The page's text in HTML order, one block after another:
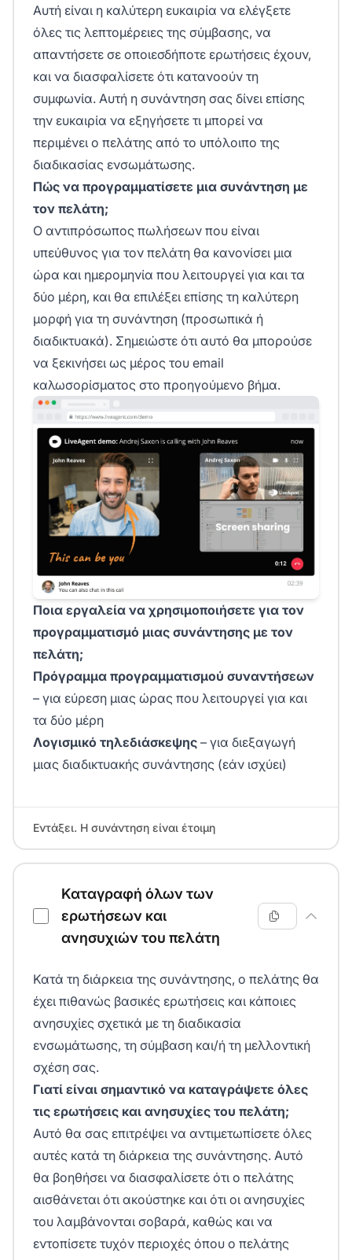
Αυτή είναι η καλύτερη ευκαιρία να ελέγξετε
όλες τις λεπτομέρειες της σύμβασης, να
απαντήσετε σε οποιεσδήποτε ερωτήσεις έχουν,
και να διασφαλίσετε ότι κατανοούν τη
συμφωνία. Αυτή η συνάντηση σας δίνει επίσης
την ευκαιρία να εξηγήσετε τι μπορεί να
περιμένει ο πελάτης από το υπόλοιπο της
διαδικασίας ενσωμάτωσης.
Πώς να προγραμματίσετε μια συνάντηση με
τον πελάτη;
Ο αντιπρόσωπος πωλήσεων που είναι
υπεύθυνος για τον πελάτη θα κανονίσει μια
ώρα και ημερομηνία που λειτουργεί για και τα
δύο μέρη, και θα επιλέξει επίσης τη καλύτερη
μορφή για τη συνάντηση (προσωπικά ή
διαδικτυακά). Σημειώστε ότι αυτό θα μπορούσε
να ξεκινήσει ως μέρος του email
καλωσορίσματος στο προηγούμενο βήμα.
Ποια εργαλεία να χρησιμοποιήσετε για τον
προγραμματισμό μιας συνάντησης με τον
πελάτη;
Πρόγραμμα προγραμματισμού συναντήσεων
– για εύρεση μιας ώρας που λειτουργεί για και
τα δύο μέρη
Λογισμικό τηλεδιάσκεψης – για διεξαγωγή
μιας διαδικτυακής συνάντησης (εάν ισχύει)
Εντάξει. Η συνάντηση είναι έτοιμη
Καταγραφή όλων των
ερωτήσεων και
ανησυχιών του πελάτη
Κατά τη διάρκεια της συνάντησης, ο πελάτης θα
έχει πιθανώς βασικές ερωτήσεις και κάποιες
ανησυχίες σχετικά με τη διαδικασία
ενσωμάτωσης, τη σύμβαση και/ή τη μελλοντική
σχέση σας.
Γιατί είναι σημαντικό να καταγράψετε όλες
τις ερωτήσεις και ανησυχίες του πελάτη;
Αυτό θα σας επιτρέψει να αντιμετωπίσετε όλες
αυτές κατά τη διάρκεια της συνάντησης. Αυτό
θα βοηθήσει να διασφαλίσετε ότι ο πελάτης
αισθάνεται ότι ακούστηκε και ότι οι ανησυχίες
του λαμβάνονται σοβαρά, καθώς και να
εντοπίσετε τυχόν περιοχές όπου ο πελάτης